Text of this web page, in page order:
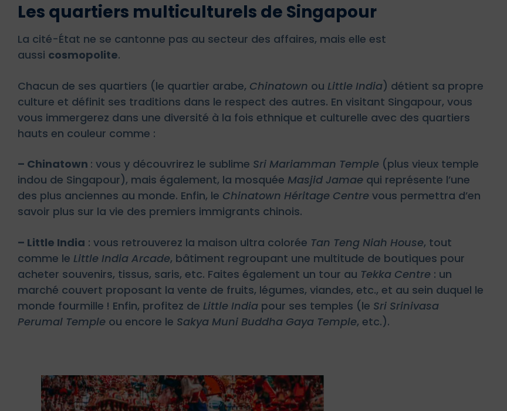
Les quartiers multiculturels de Singapour
La cité-État ne se cantonne pas au secteur des affaires, mais elle est
aussi cosmopolite.
Chacun de ses quartiers (le quartier arabe, Chinatown ou Little India) détient sa propre
culture et définit ses traditions dans le respect des autres. En visitant Singapour, vous
vous immergerez dans une diversité à la fois ethnique et culturelle avec des quartiers
hauts en couleur comme :
– Chinatown : vous y découvrirez le sublime Sri Mariamman Temple (plus vieux temple
indou de Singapour), mais également, la mosquée Masjid Jamae qui représente l’une
des plus anciennes au monde. Enfin, le Chinatown Héritage Centre vous permettra d’en
savoir plus sur la vie des premiers immigrants chinois.
– Little India : vous retrouverez la maison ultra colorée Tan Teng Niah House, tout
comme le Little India Arcade, bâtiment regroupant une multitude de boutiques pour
acheter souvenirs, tissus, saris, etc. Faites également un tour au Tekka Centre : un
marché couvert proposant la vente de fruits, légumes, viandes, etc., et au sein duquel le
monde fourmille ! Enfin, profitez de Little India pour ses temples (le Sri Srinivasa
Perumal Temple ou encore le Sakya Muni Buddha Gaya Temple, etc.).